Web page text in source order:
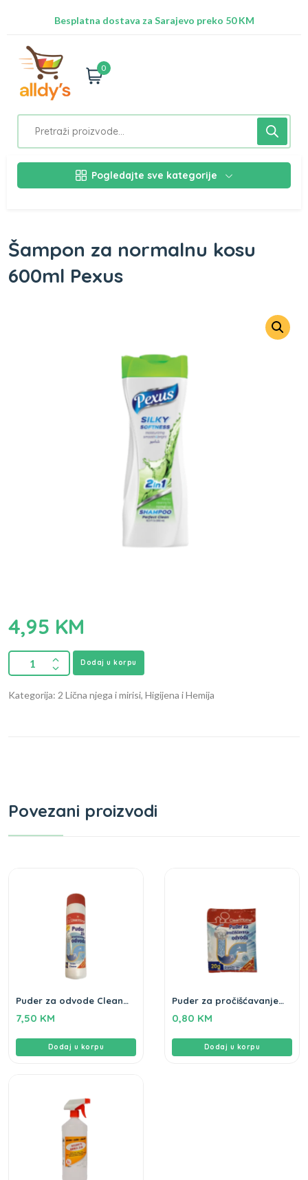
Besplatna dostava za Sarajevo preko 50 KM
0
Pogledajte sve kategorije
Šampon za normalnu kosu
600ml Pexus
4,95 KM
Dodaj u korpu
Kategorija: 2 Lična njega i mirisi, Higijena i Hemija
Povezani proizvodi
Puder za odvode Clean
7,50 KM
Dodaj u korpu
Puder za pročišćavanje
0,80 KM
Dodaj u korpu